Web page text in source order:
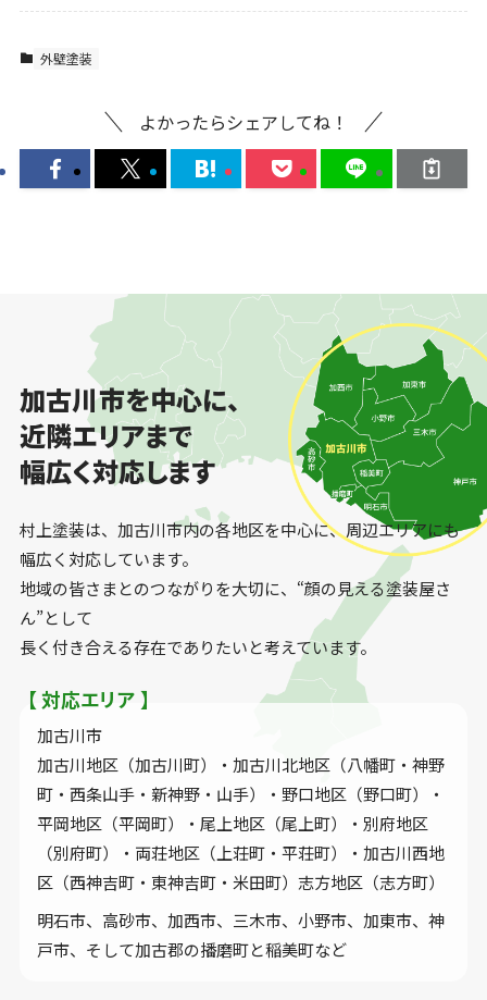
外壁塗装
よかったらシェアしてね！
加古川市を中心に、
近隣エリアまで
幅広く対応します
村上塗装は、加古川市内の各地区を中心に、周辺エリアにも
幅広く対応しています。
地域の皆さまとのつながりを大切に、“顔の見える塗装屋さ
ん”として
長く付き合える存在でありたいと考えています。
【 対応エリア 】
加古川市
加古川地区（加古川町）・加古川北地区（八幡町・神野
町・西条山手・新神野・山手）・野口地区（野口町）・
平岡地区（平岡町）・尾上地区（尾上町）・別府地区
（別府町）・両荘地区（上荘町・平荘町）・加古川西地
区（西神吉町・東神吉町・米田町）志方地区（志方町）
明石市、高砂市、加西市、三木市、小野市、加東市、神
戸市、そして加古郡の播磨町と稲美町など